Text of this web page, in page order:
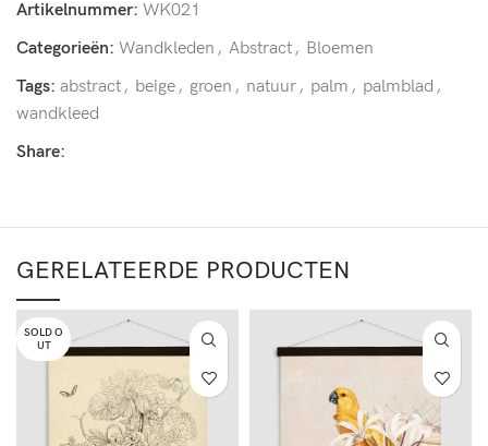
Artikelnummer: WK021
Categorieën: Wandkleden , Abstract, Bloemen
Tags: abstract, beige, groen , natuur, palm , palmblad ,
wandkleed
Share:
GERELATEERDE PRODUCTEN
SOLD O
UT